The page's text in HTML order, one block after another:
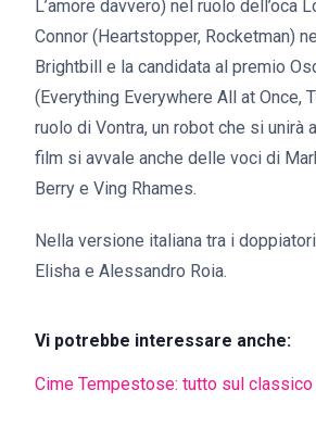
L’amore davvero) nel ruolo dell’oca
Connor (Heartstopper, Rocketman)
Brightbill e la candidata al premio
(Everything Everywhere All at Once,
ruolo di Vontra, un robot che si unirà
film si avvale anche delle voci di
Berry e Ving Rhames.
Nella versione italiana tra i
Elisha e Alessandro Roia.
Vi potrebbe interessare anche:
Cime Tempestose: tutto sul